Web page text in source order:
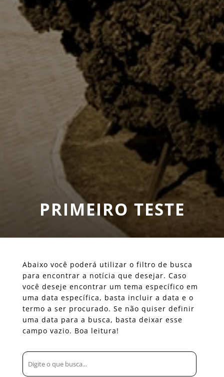
PRIMEIRO TESTE
Abaixo você poderá utilizar o filtro de busca
para encontrar a notícia que desejar. Caso
você deseje encontrar um tema específico em
uma data específica, basta incluir a data e o
termo a ser procurado. Se não quiser definir
uma data para a busca, basta deixar esse
campo vazio. Boa leitura!